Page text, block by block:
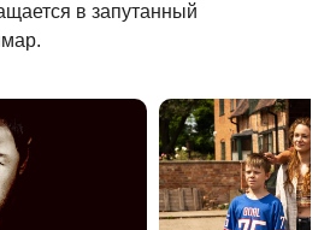
в запутанный